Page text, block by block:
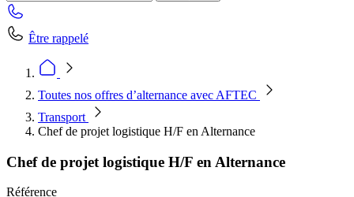
Être rappelé
Toutes nos offres d’alternance avec AFTEC
Transport
Chef de projet logistique H/F en Alternance
Chef de projet logistique H/F en Alternance
Référence